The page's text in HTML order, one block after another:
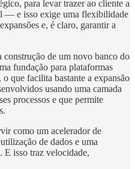
para levar trazer ao cliente a
— e isso exige uma flexibilidade
e, é claro, garantir a
construção de um novo banco do
fundação para plataformas
, o que facilita bastante a expansão
usando uma camada
processos e que permite
como um acelerador de
de dados e uma
E isso traz velocidade,